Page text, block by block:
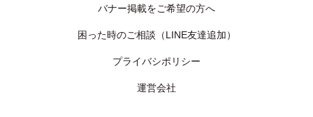
バナー掲載をご希望の方へ
困った時のご相談（LINE友達追加）
プライバシポリシー
運営会社